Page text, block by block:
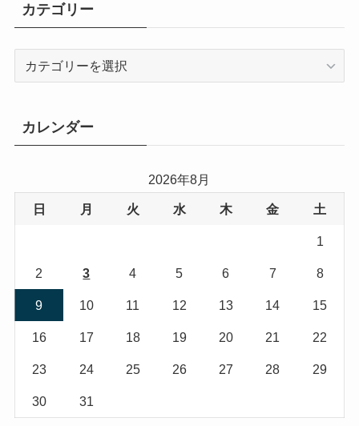
カテゴリー
ー
カレンダー
2026年8月
日 月 火 水 木 金 土
1
2 3 4 5 6 7 8
9 10 11 12 13 14 15
16 17 18 19 20 21 22
23 24 25 26 27 28 29
30 31